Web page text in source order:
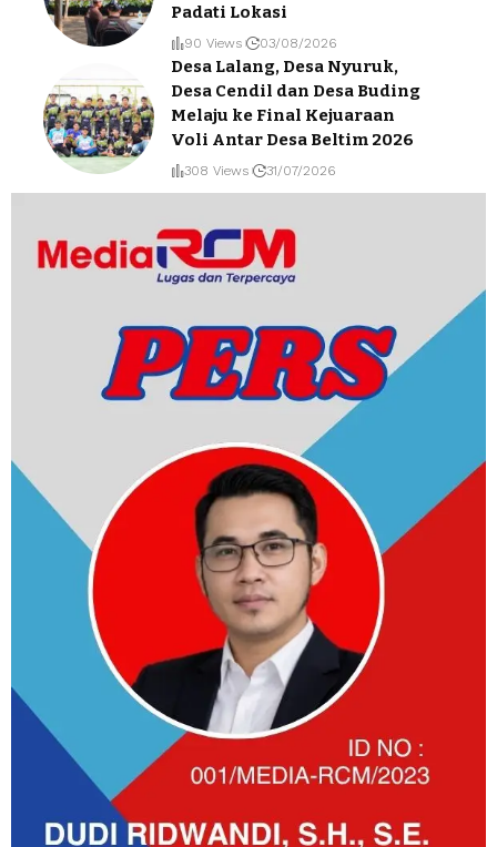
Padati Lokasi
90 Views 03/08/2026
Desa Lalang, Desa Nyuruk,
Desa Cendil dan Desa Buding
Melaju ke Final Kejuaraan
Voli Antar Desa Beltim 2026
308 Views 31/07/2026